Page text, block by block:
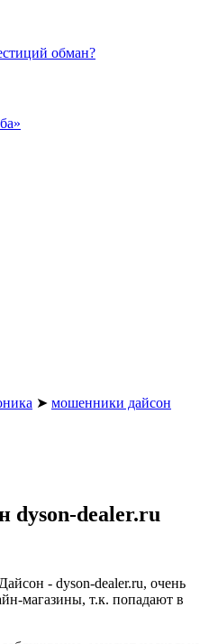
обман?
➤ мошенники дайсон
dyson-dealer.ru
- dyson-dealer.ru, очень
магазины, т.к. попадают в